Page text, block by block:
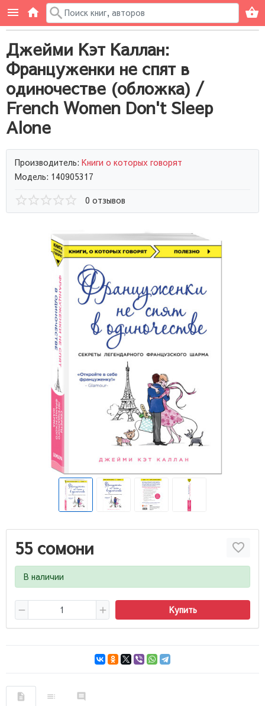
Джейми Кэт Каллан:
Француженки не спят в
одиночестве (обложка) /
French Women Don't Sleep
Alone
Производитель: Книги о которых говорят
Модель: 140905317
0 отзывов
55 сомони
В наличии
Купить